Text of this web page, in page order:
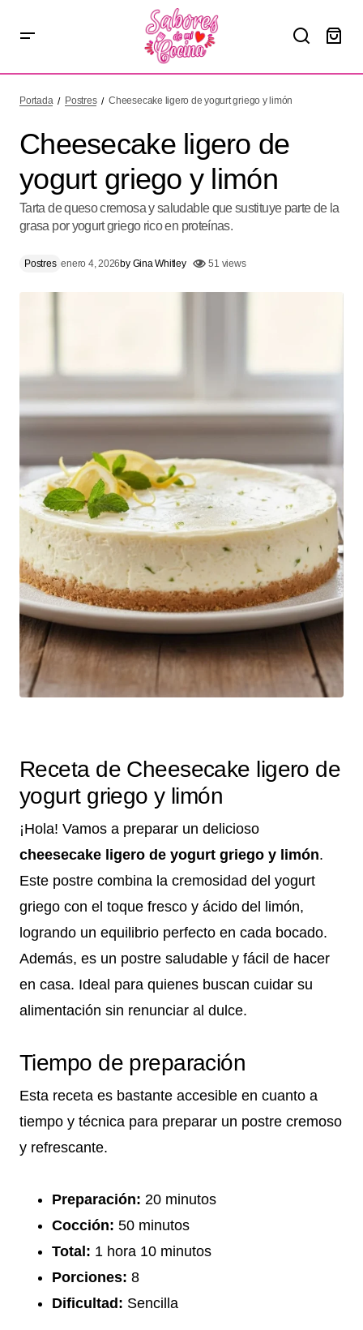
Portada Postres Cheesecake ligero de yogurt griego y limón
Cheesecake ligero de
yogurt griego y limón
Tarta de queso cremosa y saludable que sustituye parte de la
grasa por yogurt griego rico en proteínas.
Postres enero 4, 2026by Gina Whitley 51 views
Receta de Cheesecake ligero de
yogurt griego y limón
¡Hola! Vamos a preparar un delicioso
cheesecake ligero de yogurt griego y limón.
Este postre combina la cremosidad del yogurt
griego con el toque fresco y ácido del limón,
logrando un equilibrio perfecto en cada bocado.
Además, es un postre saludable y fácil de hacer
en casa. Ideal para quienes buscan cuidar su
alimentación sin renunciar al dulce.
Tiempo de preparación
Esta receta es bastante accesible en cuanto a
tiempo y técnica para preparar un postre cremoso
y refrescante.
Preparación: 20 minutos
Cocción: 50 minutos
Total: 1 hora 10 minutos
Porciones: 8
Dificultad: Sencilla